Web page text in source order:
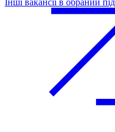
Інші вакансії в обраний